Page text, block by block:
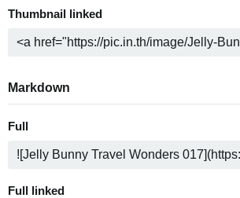
Thumbnail linked
Markdown
Full
Full linked